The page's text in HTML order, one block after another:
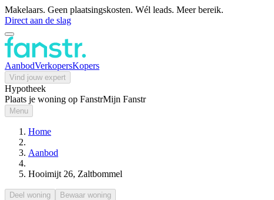
Makelaars. Geen plaatsingskosten. Wél leads. Meer bereik.
Direct aan de slag
AanbodVerkopersKopers
Vind jouw expert
Hypotheek
Plaats je woning op FanstrMijn Fanstr
Menu
Home
Aanbod
Hooimijt 26, Zaltbommel
Deel woning Bewaar woning